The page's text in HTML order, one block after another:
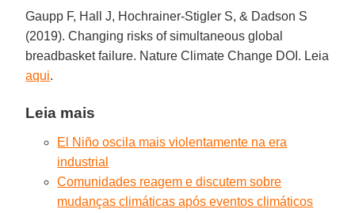
Gaupp F, Hall J, Hochrainer-Stigler S, & Dadson S
(2019). Changing risks of simultaneous global
breadbasket failure. Nature Climate Change DOI. Leia
aqui.
Leia mais
El Niño oscila mais violentamente na era
industrial
Comunidades reagem e discutem sobre
mudanças climáticas após eventos climáticos